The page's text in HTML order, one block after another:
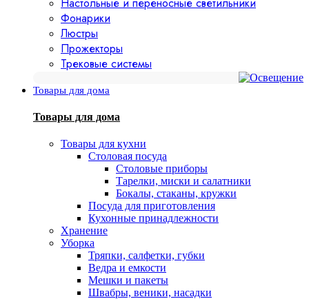
Фонарики
Люстры
Прожекторы
Трековые системы
Товары для дома
Товары для дома
Товары для кухни
Столовая посуда
Столовые приборы
Тарелки, миски и салатники
Бокалы, стаканы, кружки
Посуда для приготовления
Кухонные принадлежности
Хранение
Уборка
Тряпки, салфетки, губки
Ведра и емкости
Мешки и пакеты
Швабры, веники, насадки